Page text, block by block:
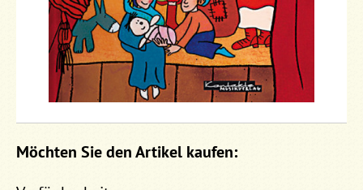
Möchten Sie den Artikel kaufen: